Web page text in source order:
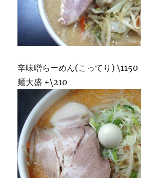
辛味噌らーめん(こってり) \1150
麺大盛 +\210